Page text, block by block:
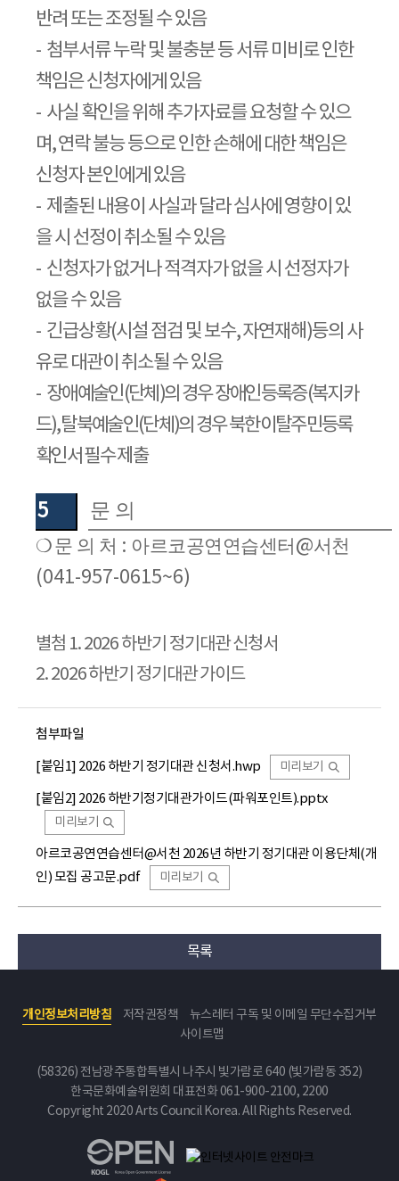
반려 또는 조정될 수 있음
- 첨부서류 누락 및 불충분 등 서류 미비로 인한
책임은 신청자에게 있음
- 사실 확인을 위해 추가자료를 요청할 수 있으
며,연락 불능 등으로 인한 손해에 대한 책임은
신청자 본인에게 있음
- 제출된 내용이 사실과 달라 심사에 영향이 있
을 시 선정이 취소될 수 있음
- 신청자가 없거나 적격자가 없을 시 선정자가
없을 수 있음
- 긴급상황(시설 점검 및 보수,자연재해 )등의 사
유로 대관이 취소될 수 있음
- 장애예술인(단체 )의 경우 장애인등록증(복지카
드),탈북예술인(단체 )의 경우 북한이탈주민등록
확인서 필수 제출
5
문 의
❍문 의 처 : 아르코공연연습센터 @서천
(041-957-0615~6)
별첨 1. 2026하반기 정기대관 신청서
2. 2026하반기 정기대관 가이드
첨부파일
[붙임1] 2026 하반기 정기대관 신청서.hwp 미리보기
[붙임2] 2026 하반기정기대관가이드(파워포인트).pptx
미리보기
아르코공연연습센터@서천 2026년 하반기 정기대관 이용단체(개
인) 모집 공고문.pdf
미리보기
목록
개인정보처리방침 저작권정책
뉴스레터 구독 및 이메일 무단수집거부
사이트맵
(58326) 전남광주통합특별시 나주시 빛가람로 640 (빛가람동 352)
한국문화예술위원회 대표전화 061-900-2100, 2200
Copyright 2020 Arts Council Korea. All Rights Reserved.